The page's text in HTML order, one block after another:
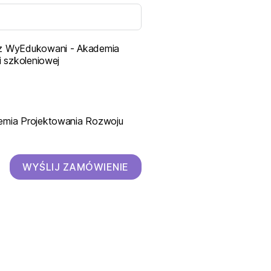
- Akademia
szkoleniowej
Projektowania Rozwoju
WYŚLIJ ZAMÓWIENIE